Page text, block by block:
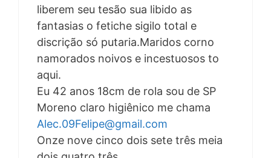
liberem seu tesão sua libido as
fantasias o fetiche sigilo total e
discrição só putaria.Maridos corno
namorados noivos e incestuosos to
aqui.
Eu 42 anos 18cm de rola sou de SP
Moreno claro higiênico me chama
Alec.09Felipe@gmail.com
Onze nove cinco dois sete três meia